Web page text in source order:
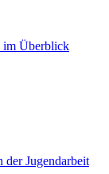
im Überblick
der Jugendarbeit